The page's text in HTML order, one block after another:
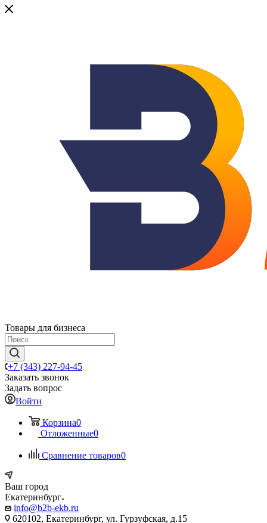
Товары для бизнеса
+7 (343) 227-94-45
Заказать звонок
Задать вопрос
Войти
Корзина0
Отложенные0
Сравнение товаров0
Ваш город
Екатеринбург
info@b2b-ekb.ru
620102, Екатеринбург, ул. Гурзуфская, д.15